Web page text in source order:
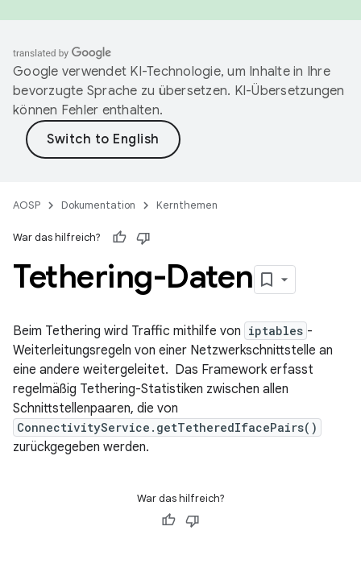
Google verwendet KI-Technologie, um Inhalte in Ihre
bevorzugte Sprache zu übersetzen. KI-Übersetzungen
können Fehler enthalten.
AOSP Dokumentation Kernthemen
War das hilfreich?
Tethering-Daten
Beim Tethering wird Traffic mithilfe von iptables -
Weiterleitungsregeln von einer Netzwerkschnittstelle an
eine andere weitergeleitet. Das Framework erfasst
regelmäßig Tethering-Statistiken zwischen allen
Schnittstellenpaaren, die von
ConnectivityService.getTetheredIfacePairs()
zurückgegeben werden.
War das hilfreich?